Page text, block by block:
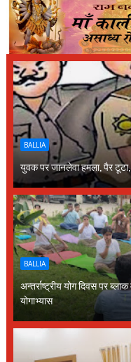
BALLIA
युवक पर जानलेवा हमला, पैर
BALLIA
अन्तर्राष्ट्रीय योग दिवस पर
योगाभ्यास